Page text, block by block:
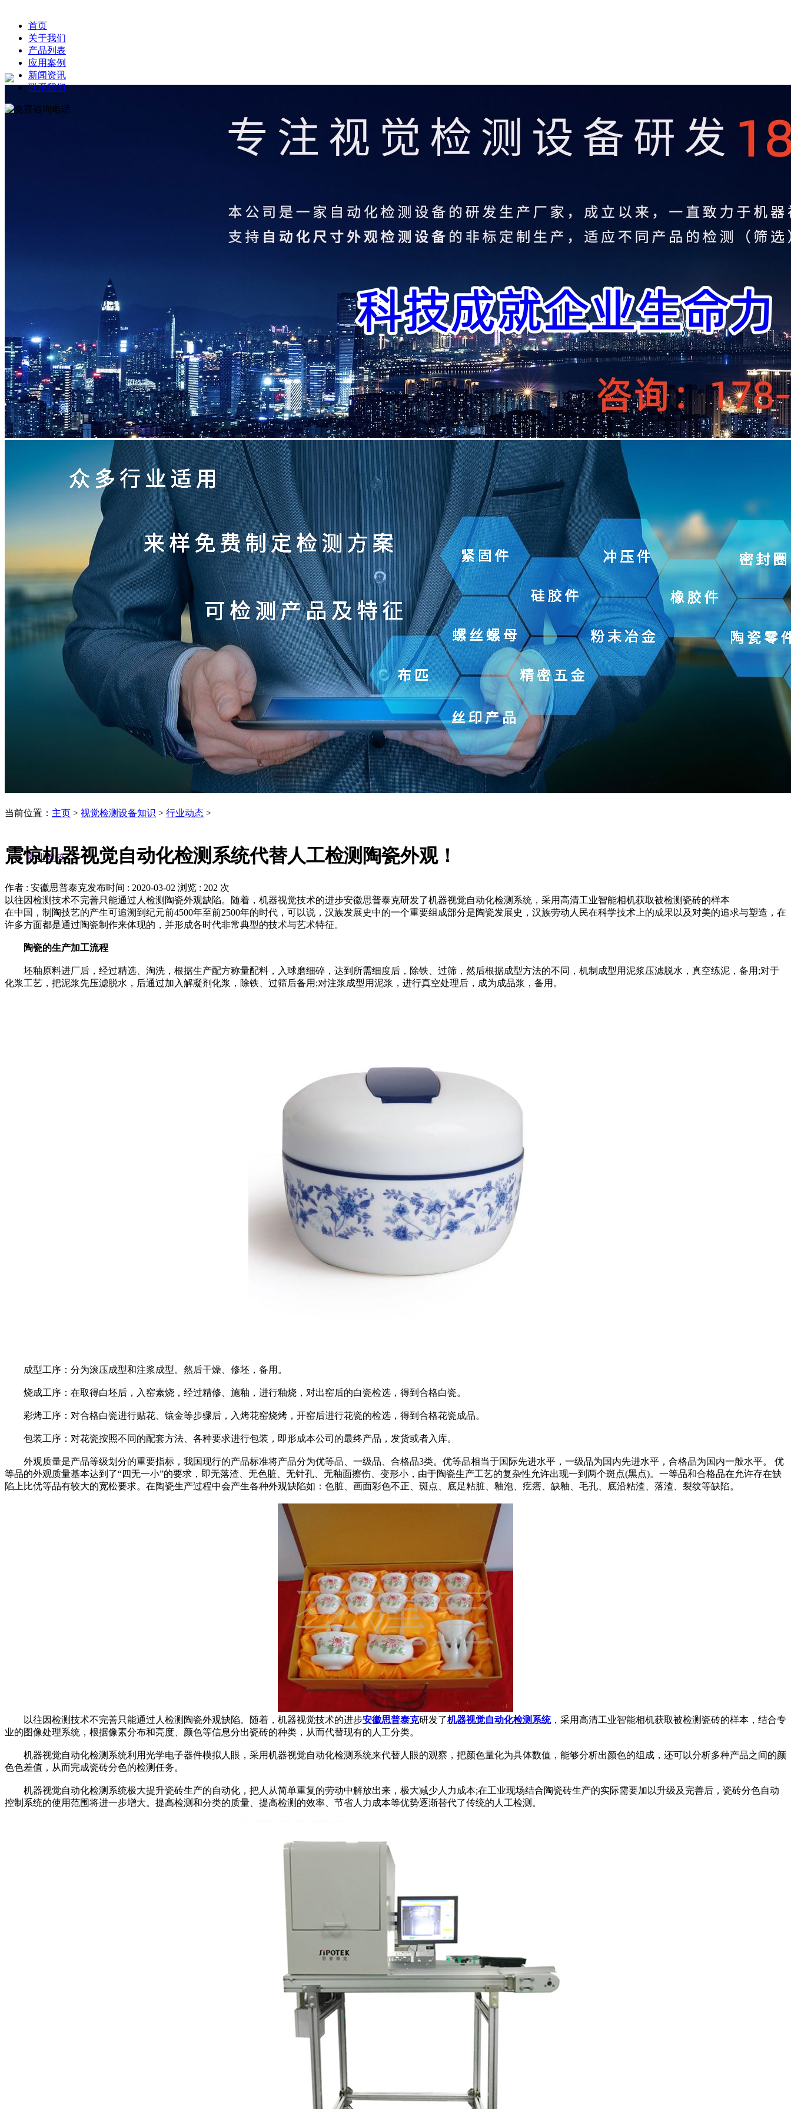
首页
关于我们
产品列表
应用案例
新闻资讯
联系我们
当前位置： 主页 > 视觉检测设备知识 > 行业动态 >
行业动态
震惊机器视觉自动化检测系统代替人工检测陶瓷外观！
作者 : 安徽思普泰克发布时间 : 2020-03-02 浏览 : 202 次
以往因检测技术不完善只能通过人检测陶瓷外观缺陷。随着，机器视觉技术的进步安徽思普泰克研发了机器视觉自动化检测系统，采用高清工业智能相机获取被检测瓷砖的样本
在中国，制陶技艺的产生可追溯到纪元前4500年至前2500年的时代，可以说，汉族发展史中的一个重要组成部分是陶瓷发展史，汉族劳动人民在科学技术上的成果以及对美的追求与塑造，在
许多方面都是通过陶瓷制作来体现的，并形成各时代非常典型的技术与艺术特征。
陶瓷的生产加工流程
坯釉原料进厂后，经过精选、淘洗，根据生产配方称量配料，入球磨细碎，达到所需细度后，除铁、过筛，然后根据成型方法的不同，机制成型用泥浆压滤脱水，真空练泥，备用;对于
化浆工艺，把泥浆先压滤脱水，后通过加入解凝剂化浆，除铁、过筛后备用;对注浆成型用泥浆，进行真空处理后，成为成品浆，备用。
成型工序：分为滚压成型和注浆成型。然后干燥、修坯，备用。
烧成工序：在取得白坯后，入窑素烧，经过精修、施釉，进行釉烧，对出窑后的白瓷检选，得到合格白瓷。
彩烤工序：对合格白瓷进行贴花、镶金等步骤后，入烤花窑烧烤，开窑后进行花瓷的检选，得到合格花瓷成品。
包装工序：对花瓷按照不同的配套方法、各种要求进行包装，即形成本公司的最终产品，发货或者入库。
外观质量是产品等级划分的重要指标，我国现行的产品标准将产品分为优等品、一级品、合格品3类。优等品相当于国际先进水平，一级品为国内先进水平，合格品为国内一般水平。 优
等品的外观质量基本达到了“四无一小”的要求，即无落渣、无色脏、无针孔、无釉面擦伤、变形小，由于陶瓷生产工艺的复杂性允许出现一到两个斑点(黑点)。一等品和合格品在允许存在缺
陷上比优等品有较大的宽松要求。在陶瓷生产过程中会产生各种外观缺陷如：色脏、画面彩色不正、斑点、底足粘脏、釉泡、疙瘩、缺釉、毛孔、底沿粘渣、落渣、裂纹等缺陷。
以往因检测技术不完善只能通过人检测陶瓷外观缺陷。 随着，机器视觉技术的进步安徽思普泰克研发了机器视觉自动化检测系统，采用高清工业智能相机获取被检测瓷砖的样本 ，结合专
业的图像处理系统，根据像素分布和亮度、颜色等信息分出瓷砖的种类，从而代替现有的人工分类。
机器视觉自动化检测系统利用光学电子器件模拟人眼，采用机器视觉自动化检测系统来代替人眼的观察，把颜色量化为具体数值，能够分析出颜色的组成，还可以分析多种产品之间的颜
色色差值，从而完成瓷砖分色的检测任务。
机器视觉自动化检测系统极大提升瓷砖生产的自动化，把人从简单重复的劳动中解放出来，极大减少人力成本;在工业现场结合陶瓷砖生产的实际需要加以升级及完善后，瓷砖分色自动
控制系统的使用范围将进一步增大。提高检测和分类的质量、提高检测的效率、节省人力成本等优势逐渐替代了传统的人工检测。